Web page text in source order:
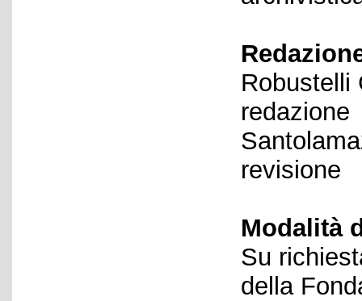
Robustelli
redazione
revisione
Modalità
Su
della